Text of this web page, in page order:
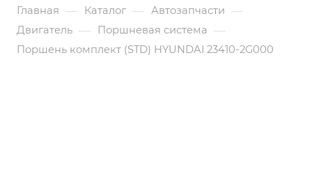
Главная — Каталог — Автозапчасти —
Двигатель — Поршневая система —
Поршень комплект (STD) HYUNDAI 23410-2G000